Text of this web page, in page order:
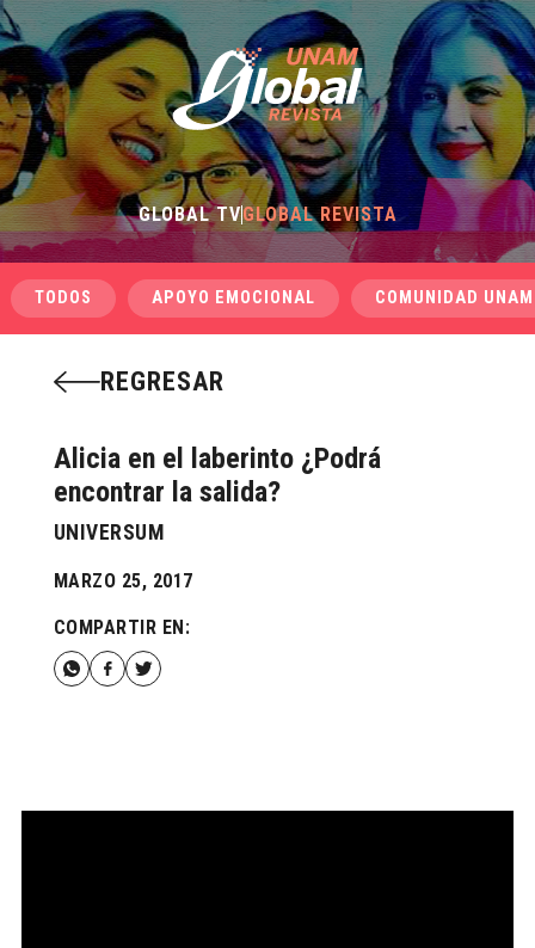
GLOBAL TVGLOBAL REVISTA
TODOS APOYO EMOCIONAL COMUNIDAD UNAM
REGRESAR
Alicia en el laberinto ¿Podrá
encontrar la salida?
UNIVERSUM
MARZO 25, 2017
COMPARTIR EN: